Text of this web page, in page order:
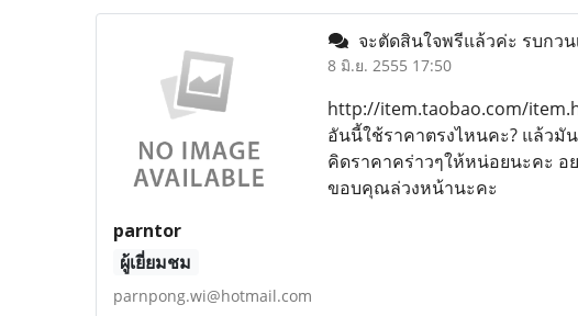
parntor
ผู้เยี่ยมชม
parnpong.wi@hotmail.com
จะตัดสินใจพรีแล้วค่ะ รบกว
8 มิ.ย. 2555 17:50
http://item.taobao.com/
อันนี้ใช้ราคาตรงไหนคะ? แล้วมั
คิดราคาคร่าวๆให้หน่อยนะคะ อ
ขอบคุณล่วงหน้านะคะ